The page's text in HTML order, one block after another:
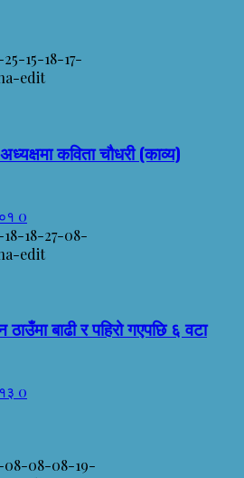
कविता चौधरी (काव्य)
0
ठाउँमा बाढी र पहिरो गएपछि ६ वटा
0